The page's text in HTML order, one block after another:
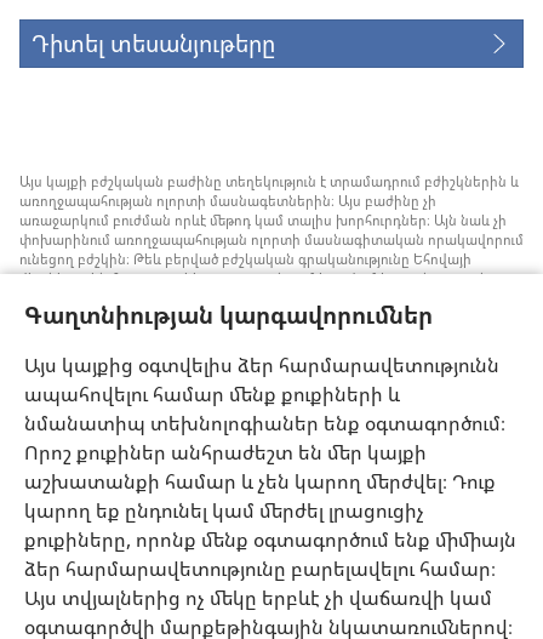
Գաղտնիության կարգավորումներ
Այս կայքից օգտվելիս ձեր հարմարավետությունն
ապահովելու համար մենք քուքիների և
նմանատիպ տեխնոլոգիաներ ենք օգտագործում։
Որոշ քուքիներ անհրաժեշտ են մեր կայքի
աշխատանքի համար և չեն կարող մերժվել։ Դուք
կարող եք ընդունել կամ մերժել լրացուցիչ
քուքիները, որոնք մենք օգտագործում ենք միմիայն
ձեր հարմարավետությունը բարելավելու համար։
Այս տվյալներից ոչ մեկը երբևէ չի վաճառվի կամ
օգտագործվի մարքեթինգային նկատառումներով։
Դիտել տեսանյութերը
Այս կայքի բժշկական բաժինը տեղեկություն է տրամադրում բժիշկներին և
առողջապահության ոլորտի մասնագետներին։ Այս բաժինը չի
առաջարկում բուժման որևէ մեթոդ կամ տալիս խորհուրդներ։ Այն նաև չի
փոխարինում առողջապահության ոլորտի մասնագիտական որակավորում
ունեցող բժշկին։ Թեև բերված բժշկական գրականությունը Եհովայի
վկաները չեն հրատարակել, բայց դրանցում խոսվում է առանց արյան
Յուրաքանչյուր մասնագետի պատասխանատվություն է իրազեկ լինել
բժշկության ոլորտում վերջին ձեռքբերումներին, պացիենտների հետ
քննարկել բուժման մեթոդները և օգնել նրանց որոշում կայացնելու՝ հաշվի
առնելով հիվանդի առողջական վիճակը, ցանկությունը, արժեքներն ու
հավատալիքները։ Թվարկված ոչ բոլոր ստրատեգիաներն են ընդունելի և
հասանելի բոլոր պացիենտների համար։
Պացիենտներ: Ձեր առողջական վիճակի կամ բուժման վերաբերյալ
խորհուրդներ հարցրեք ձեզ բուժող բժշկից կամ համապատասխան
որակավորում ունեցող այլ մասնագետից։ Դիմեք բժշկի, եթե կասկածում
եք, որ որևէ հիվանդություն ունեք։
Օգտվելու կարգը սահմանված է կայքից օգտվելու պայմաններով։